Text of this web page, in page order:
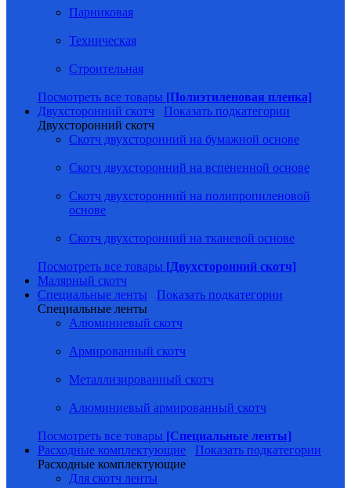
Парниковая
Техническая
Строительная
Посмотреть все товары [Полиэтиленовая пленка]
Двухсторонний скотч
Показать подкатегории
Двухсторонний скотч
Скотч двухсторонний на бумажной основе
Скотч двухсторонний на вспененной основе
Скотч двухсторонний на полипропиленовой
основе
Скотч двухсторонний на тканевой основе
Посмотреть все товары [Двухсторонний скотч]
Малярный скотч
Специальные ленты
Показать подкатегории
Специальные ленты
Алюминиевый скотч
Армированный скотч
Металлизированный скотч
Алюминиевый армированный скотч
Посмотреть все товары [Специальные ленты]
Расходные комплектующие
Показать подкатегории
Расходные комплектующие
Для скотч ленты